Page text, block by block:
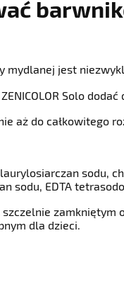
mydlanej jest
Solo
aż do całkowitego
sodu,
sodu, EDTA
zamkniętym
dla dzieci.